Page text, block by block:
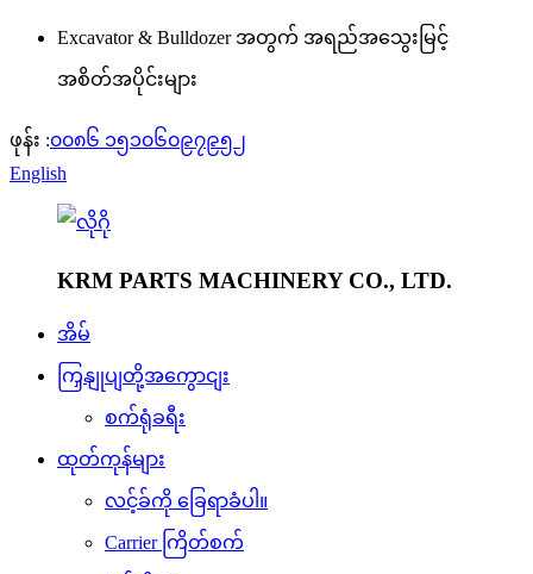
Excavator & Bulldozer အတွက် အရည်အသွေးမြင့်
အစိတ်အပိုင်းများ
ဖုန်း :၀၀၈၆ ၁၅၁၀၆၀၉၇၉၅၂
English
KRM PARTS MACHINERY CO., LTD.
အိမ်
ကြှနျုပျတို့အကွောငျး
စက်ရုံခရီး
ထုတ်ကုန်များ
လင့်ခ်ကို ခြေရာခံပါ။
Carrier ကြိတ်စက်